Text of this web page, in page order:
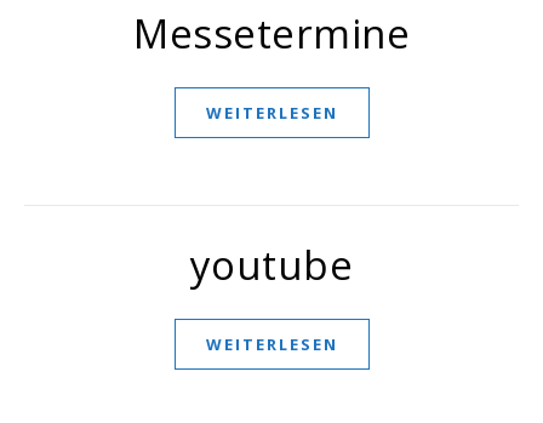
Messetermine
WEITERLESEN
youtube
WEITERLESEN